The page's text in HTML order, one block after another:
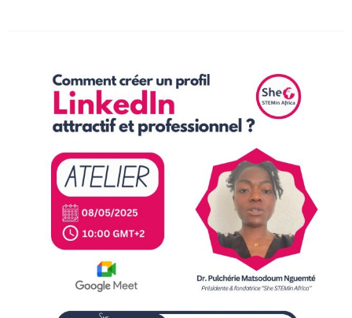
Comment
LinkedIn
attractif
professionnel